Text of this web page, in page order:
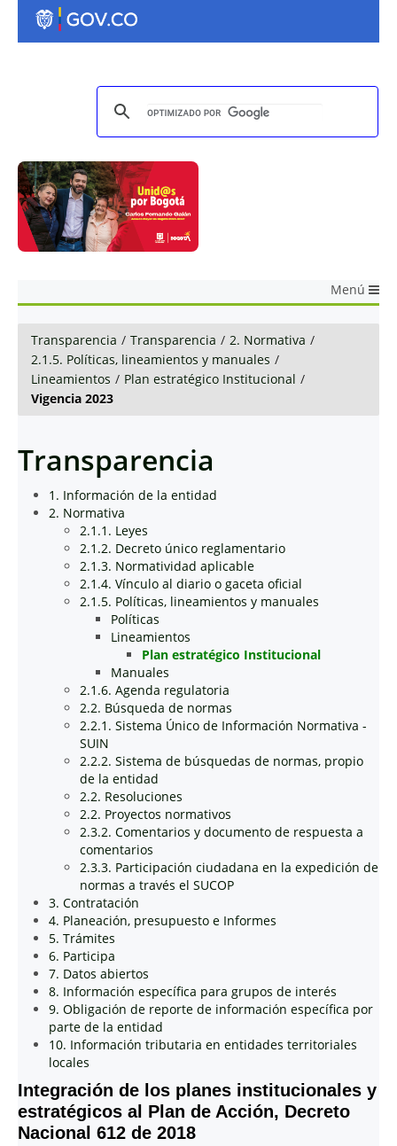
Menú
Transparencia / Transparencia / 2. Normativa /
2.1.5. Políticas, lineamientos y manuales /
Lineamientos / Plan estratégico Institucional /
Vigencia 2023
Transparencia
1. Información de la entidad
2. Normativa
2.1.1. Leyes
2.1.2. Decreto único reglamentario
2.1.3. Normatividad aplicable
2.1.4. Vínculo al diario o gaceta oficial
2.1.5. Políticas, lineamientos y manuales
Políticas
Lineamientos
Plan estratégico Institucional
Manuales
2.1.6. Agenda regulatoria
2.2. Búsqueda de normas
2.2.1. Sistema Único de Información Normativa -
SUIN
2.2.2. Sistema de búsquedas de normas, propio
de la entidad
2.2. Resoluciones
2.2. Proyectos normativos
2.3.2. Comentarios y documento de respuesta a
comentarios
2.3.3. Participación ciudadana en la expedición de
normas a través el SUCOP
3. Contratación
4. Planeación, presupuesto e Informes
5. Trámites
6. Participa
7. Datos abiertos
8. Información específica para grupos de interés
9. Obligación de reporte de información específica por
parte de la entidad
10. Información tributaria en entidades territoriales
locales
Integración de los planes institucionales y
estratégicos al Plan de Acción, Decreto
Nacional 612 de 2018